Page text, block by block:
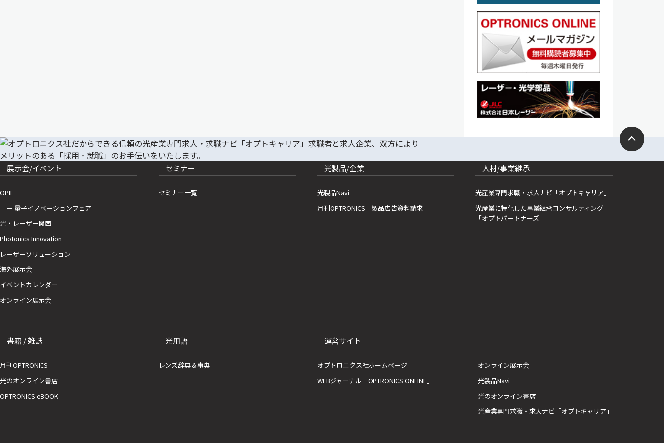
展示会/イベント
OPIE
ー 量子イノベーションフェア
光・レーザー関西
Photonics Innovation
レーザーソリューション
海外展示会
イベントカレンダー
オンライン展示会
セミナー
セミナー一覧
光製品/企業
光製品Navi
月刊OPTRONICS 製品広告資料請求
人材/事業継承
光産業専門求職・求人ナビ「オプトキャリア」
光産業に特化した事業継承コンサルティング
「オプトパートナーズ」
書籍 / 雑誌
月刊OPTRONICS
光のオンライン書店
OPTRONICS eBOOK
光用語
レンズ辞典＆事典
運営サイト
オプトロニクス社ホームページ
WEBジャーナル「OPTRONICS ONLINE」
オンライン展示会
光製品Navi
光のオンライン書店
光産業専門求職・求人ナビ「オプトキャリア」